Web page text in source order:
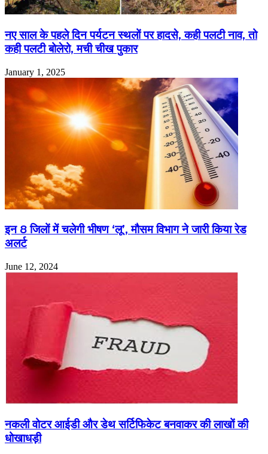
नए साल के पहले दिन पर्यटन स्थलों पर हादसे, कही पलटी नाव, तो
कही पलटी बोलेरो, मची चीख पुकार
January 1, 2025
इन 8 जिलों में चलेगी भीषण ‘लू’, मौसम विभाग ने जारी किया रेड
अलर्ट
June 12, 2024
नकली वोटर आईडी और डेथ सर्टिफिकेट बनवाकर की लाखों की
धोखाधड़ी